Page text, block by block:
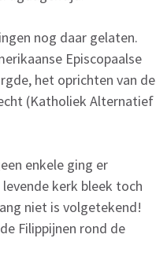
nog daar gelaten.
Episcopaalse
het oprichten van de
(Katholiek Alternatief
enkele ging er
kerk bleek toch
niet is volgetekend!
Filippijnen rond de